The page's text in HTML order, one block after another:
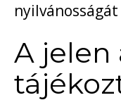
A jelen